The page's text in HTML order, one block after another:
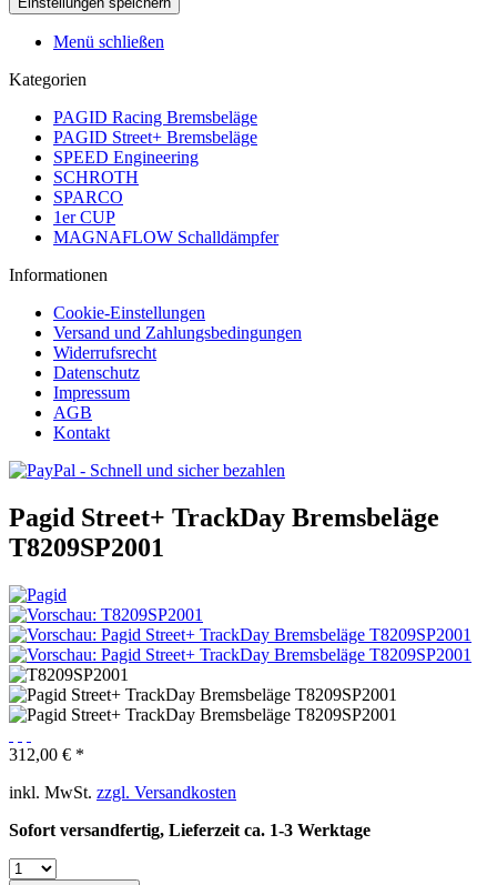
Menü schließen
Kategorien
PAGID Racing Bremsbeläge
PAGID Street+ Bremsbeläge
SPEED Engineering
SCHROTH
SPARCO
1er CUP
MAGNAFLOW Schalldämpfer
Informationen
Cookie-Einstellungen
Versand und Zahlungsbedingungen
Widerrufsrecht
Datenschutz
Impressum
AGB
Kontakt
Pagid Street+ TrackDay Bremsbeläge
T8209SP2001
312,00 € *
inkl. MwSt. zzgl. Versandkosten
Sofort versandfertig, Lieferzeit ca. 1-3 Werktage